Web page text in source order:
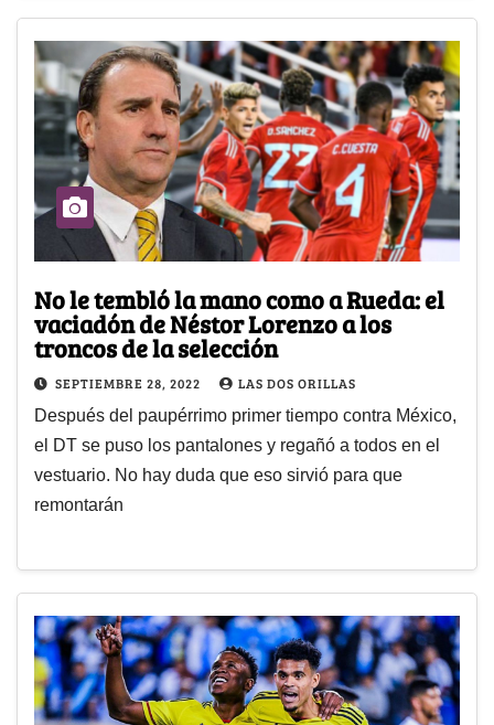
No le tembló la mano como a Rueda: el
vaciadón de Néstor Lorenzo a los
troncos de la selección
SEPTIEMBRE 28, 2022 LAS DOS ORILLAS
Después del paupérrimo primer tiempo contra México,
el DT se puso los pantalones y regañó a todos en el
vestuario. No hay duda que eso sirvió para que
remontarán